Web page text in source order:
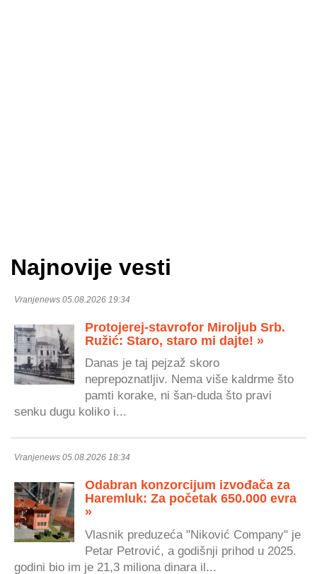
Najnovije vesti
Vranjenews 05.08.2026 19:34
Protojerej-stavrofor Miroljub Srb.
Ružić: Staro, staro mi dajte! »
Danas je taj pejzaž skoro
neprepoznatljiv. Nema više kaldrme što
pamti korake, ni šan-duda što pravi
senku dugu koliko i...
Vranjenews 05.08.2026 18:34
Odabran konzorcijum izvođača za
Haremluk: Za početak 650.000 evra
»
Vlasnik preduzeća "Niković Company" je
Petar Petrović, a godišnji prihod u 2025.
godini bio im je 21,3 miliona dinara il...